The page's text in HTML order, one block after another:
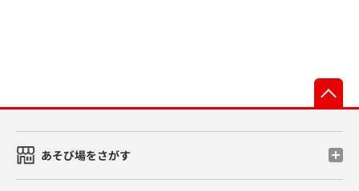
あそび場をさがす